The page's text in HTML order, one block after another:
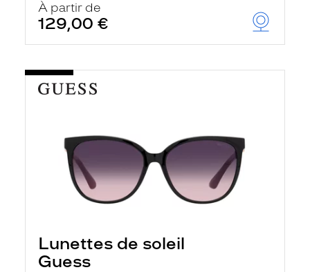
À partir de
129,00 €
Lunettes de soleil
Guess